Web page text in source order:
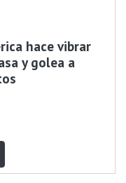
hace vibrar
y golea a